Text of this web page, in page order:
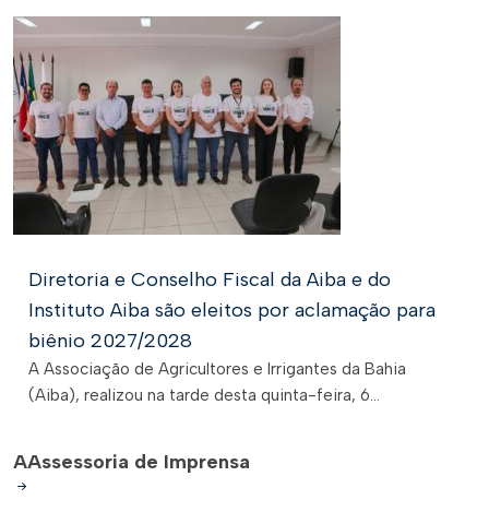
Diretoria e Conselho Fiscal da Aiba e do
Instituto Aiba são eleitos por aclamação para
biênio 2027/2028
A Associação de Agricultores e Irrigantes da Bahia
(Aiba), realizou na tarde desta quinta-feira, 6...
AAssessoria de Imprensa